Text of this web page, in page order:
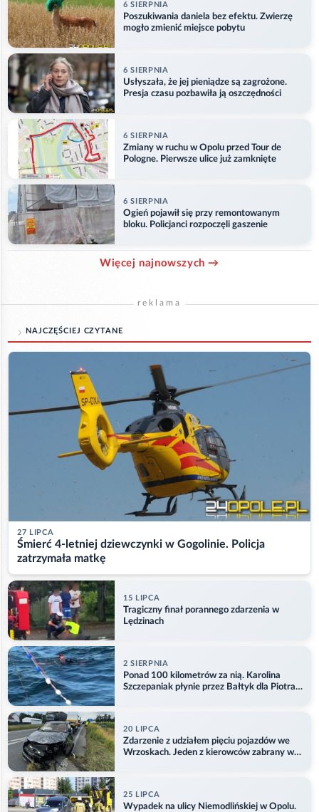
6 SIERPNIA
Poszukiwania daniela bez efektu. Zwierzę
mogło zmienić miejsce pobytu
6 SIERPNIA
Usłyszała, że jej pieniądze są zagrożone.
Presja czasu pozbawiła ją oszczędności
6 SIERPNIA
Zmiany w ruchu w Opolu przed Tour de
Pologne. Pierwsze ulice już zamknięte
6 SIERPNIA
Ogień pojawił się przy remontowanym
bloku. Policjanci rozpoczęli gaszenie
Więcej najnowszych →
reklama
NAJCZĘŚCIEJ CZYTANE
27 LIPCA
Śmierć 4-letniej dziewczynki w Gogolinie. Policja
zatrzymała matkę
15 LIPCA
Tragiczny finał porannego zdarzenia w
Lędzinach
2 SIERPNIA
Ponad 100 kilometrów za nią. Karolina
Szczepaniak płynie przez Bałtyk dla Piotra.
20 LIPCA
Zdarzenie z udziałem pięciu pojazdów we
Wrzoskach. Jeden z kierowców zabrany w
25 LIPCA
Wypadek na ulicy Niemodlińskiej w Opolu.